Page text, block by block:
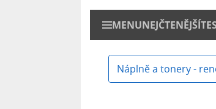
MENUNEJČTENĚJŠÍ
Náplně a tonery -